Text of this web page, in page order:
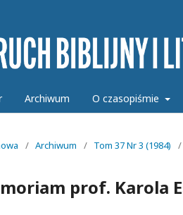
Archiwum O czasopiśmie
/ Archiwum / Tom 37 Nr 3 (1984) /
prof. Karola